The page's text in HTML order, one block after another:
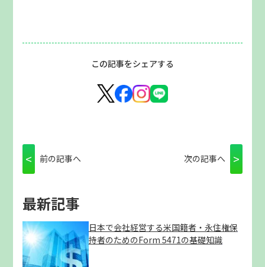
この記事をシェアする
< 前の記事へ 次の記事へ >
最新記事
日本で会社経営する米国籍者・永住権保
持者のためのForm 5471の基礎知識